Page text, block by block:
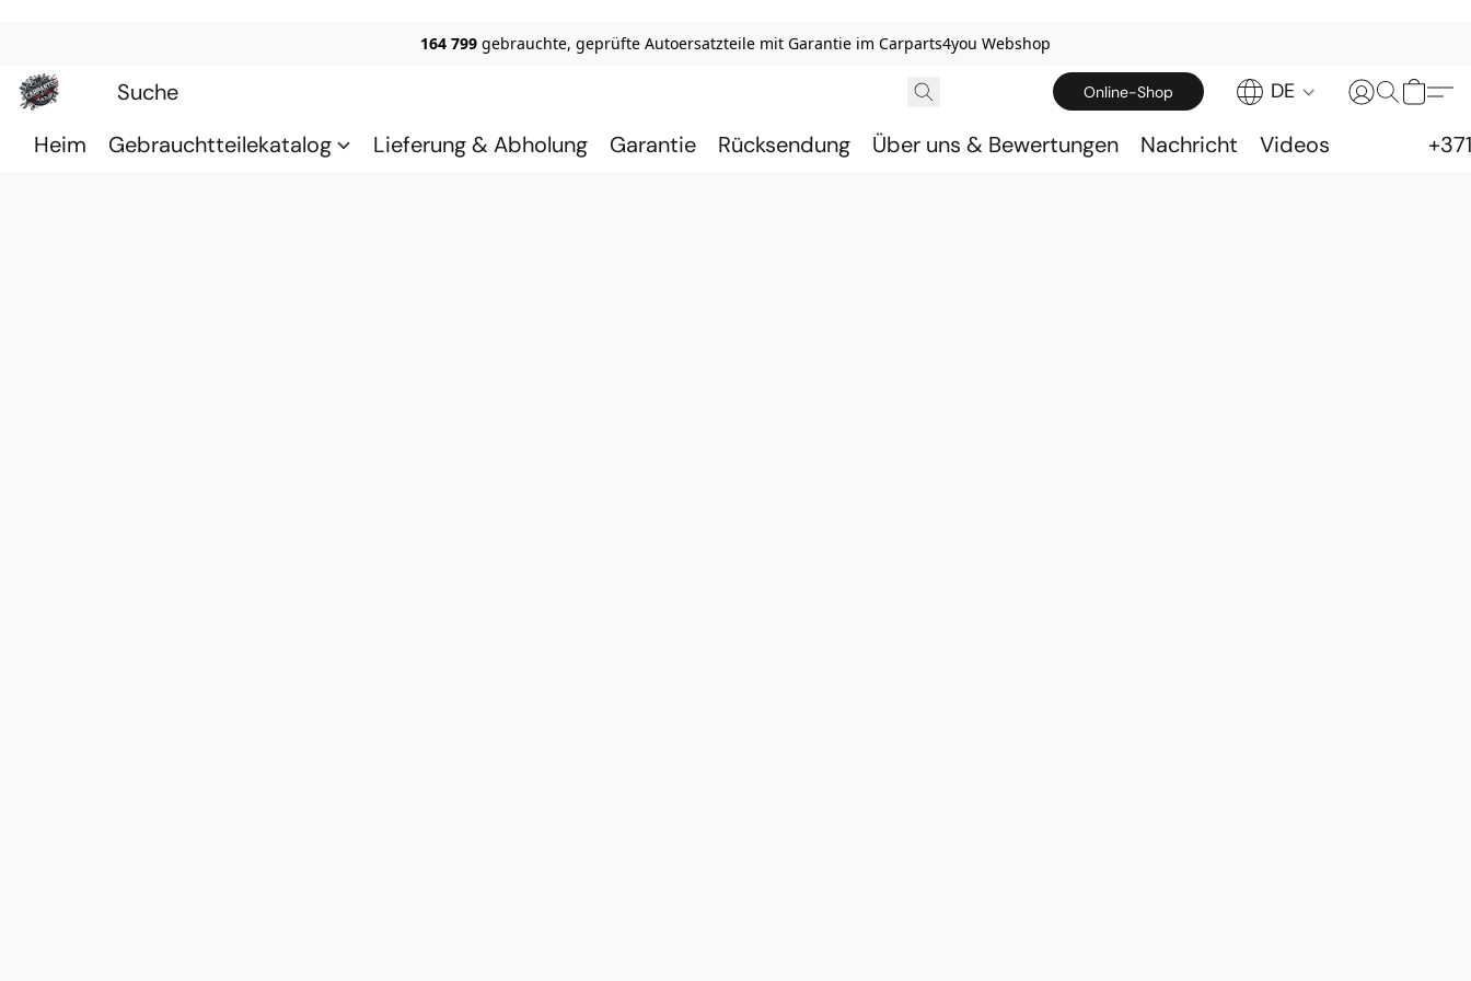
164 799 gebrauchte, geprüfte Autoersatzteile mit Garantie im Carparts4you Webshop
Online-Shop DE
Heim Gebrauchtteilekatalog Lieferung & Abholung Garantie Rücksendung Über uns & Bewertungen Nachricht Videos